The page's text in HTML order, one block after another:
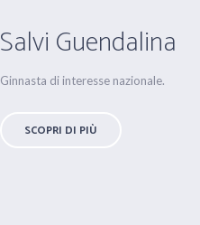
Salvi Guendalina
Ginnasta di interesse nazionale.
SCOPRI DI PIÙ